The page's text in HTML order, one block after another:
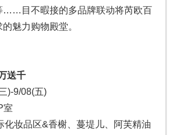
……目不暇接的多品牌联动将芮欧百
魅力购物殿堂。
送千
)-9/08(五)
室
化妆品区&香榭、蔓堤儿、阿芙精油